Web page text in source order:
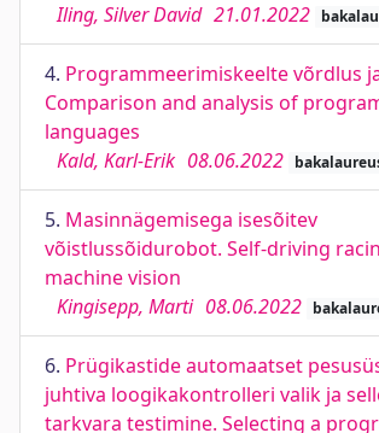
Iling, Silver David 21.01.2022
4. Programmeerimiskeelte võrdlus
Comparison and analysis of
languages
Kald, Karl-Erik 08.06.2022
5. Masinnägemisega isesõitev
võistlussõidurobot. Self-driving
machine vision
Kingisepp, Marti 08.06.2022
6. Prügikastide automaatset
juhtiva loogikakontrolleri valik ja
tarkvara testimine. Selecting a